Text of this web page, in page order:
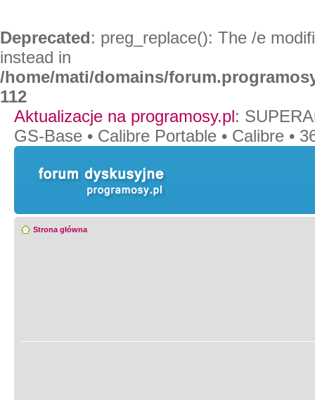
Deprecated: preg_replace(): The /e
instead in
/home/mati/domains/
112
Aktualizacje na programosy.pl:
GS-Base • Calibre Portable • Calibre •
Strona główna